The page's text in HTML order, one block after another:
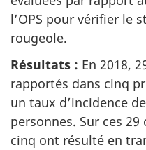
l’OPS pour vérifier le
rougeole.
Résultats : En 2018,
rapportés dans cinq
un taux d’incidence
personnes. Sur ces
cinq ont résulté en